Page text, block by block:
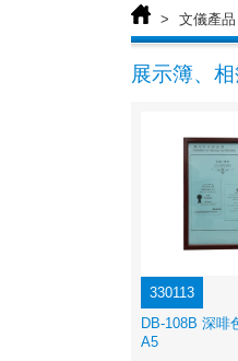
> 文儀產品
展示簿、
330113
DB-108B 深啡
A5